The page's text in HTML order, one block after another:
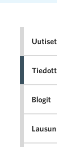
Uutiset
Blogit